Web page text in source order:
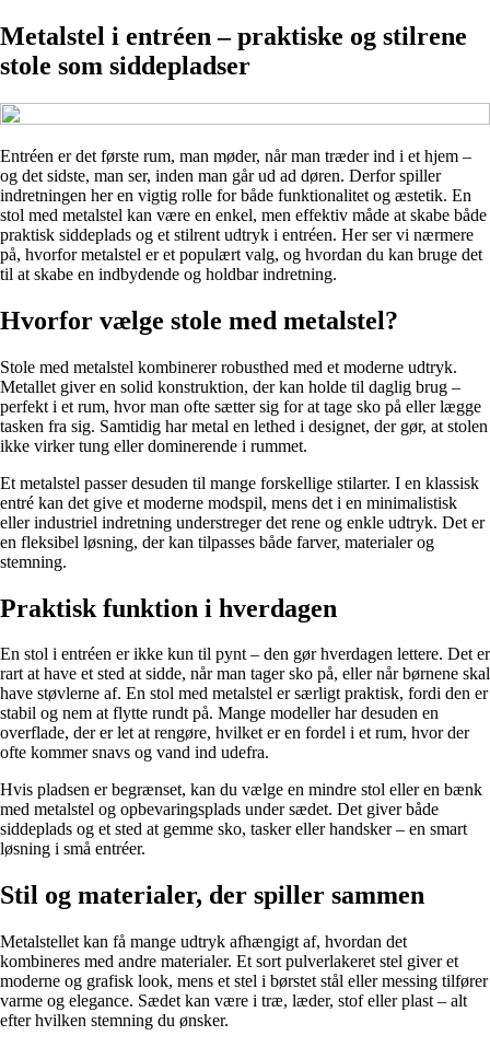
Metalstel i entréen – praktiske og stilrene
stole som siddepladser
Entréen er det første rum, man møder, når man træder ind i et hjem –
og det sidste, man ser, inden man går ud ad døren. Derfor spiller
indretningen her en vigtig rolle for både funktionalitet og æstetik. En
stol med metalstel kan være en enkel, men effektiv måde at skabe både
praktisk siddeplads og et stilrent udtryk i entréen. Her ser vi nærmere
på, hvorfor metalstel er et populært valg, og hvordan du kan bruge det
til at skabe en indbydende og holdbar indretning.
Hvorfor vælge stole med metalstel?
Stole med metalstel kombinerer robusthed med et moderne udtryk.
Metallet giver en solid konstruktion, der kan holde til daglig brug –
perfekt i et rum, hvor man ofte sætter sig for at tage sko på eller lægge
tasken fra sig. Samtidig har metal en lethed i designet, der gør, at stolen
ikke virker tung eller dominerende i rummet.
Et metalstel passer desuden til mange forskellige stilarter. I en klassisk
entré kan det give et moderne modspil, mens det i en minimalistisk
eller industriel indretning understreger det rene og enkle udtryk. Det er
en fleksibel løsning, der kan tilpasses både farver, materialer og
stemning.
Praktisk funktion i hverdagen
En stol i entréen er ikke kun til pynt – den gør hverdagen lettere. Det er
rart at have et sted at sidde, når man tager sko på, eller når børnene skal
have støvlerne af. En stol med metalstel er særligt praktisk, fordi den er
stabil og nem at flytte rundt på. Mange modeller har desuden en
overflade, der er let at rengøre, hvilket er en fordel i et rum, hvor der
ofte kommer snavs og vand ind udefra.
Hvis pladsen er begrænset, kan du vælge en mindre stol eller en bænk
med metalstel og opbevaringsplads under sædet. Det giver både
siddeplads og et sted at gemme sko, tasker eller handsker – en smart
løsning i små entréer.
Stil og materialer, der spiller sammen
Metalstellet kan få mange udtryk afhængigt af, hvordan det
kombineres med andre materialer. Et sort pulverlakeret stel giver et
moderne og grafisk look, mens et stel i børstet stål eller messing tilfører
varme og elegance. Sædet kan være i træ, læder, stof eller plast – alt
efter hvilken stemning du ønsker.